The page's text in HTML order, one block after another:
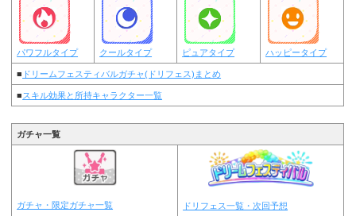
パワフルタイプ クールタイプ ピュアタイプ ハッピータイプ
■ ドリームフェスティバルガチャ(ドリフェス)まとめ
■スキル効果と所持キャラクター一覧
ガチャ一覧
ガチャ・限定ガチャ一覧 ドリフェス一覧・次回予想